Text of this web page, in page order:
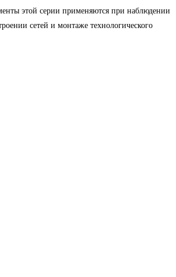
этой серии применяются при наблюдении
сетей и монтаже технологического